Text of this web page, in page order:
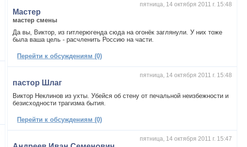
пятница, 14 октября 2011 г. 15:48
Мастер
мастер смены
Да вы, Виктор, из гитлерюгенда сюда на огонёк заглянули. У них тоже
была ваша цель - расчленить Россию на части.
Перейти к обсуждениям (0)
пятница, 14 октября 2011 г. 15:48
пастор Шлаг
Виктор Неклинов из ухты. Убейся об стену от печальной неизбежности и
безисходности трагизма бытия.
Перейти к обсуждениям (0)
пятница, 14 октября 2011 г. 15:47